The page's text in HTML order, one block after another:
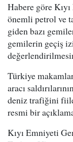
Habere göre
önemli petrol ve
giden bazı
gemilerin geçiş
Türkiye
aracı
deniz trafiğini
resmi bir
Kıyı Emniyeti